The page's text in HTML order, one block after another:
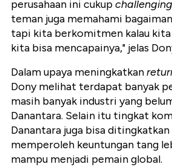
perusahaan ini cukupchallenging
teman juga memahami
tapi kita berkomitmen kalau kita
kita bisa mencapainya," jelas
Dalam upaya meningkatkan
Dony melihat terdapat banyak
masih banyak industri yang
Danantara. Selain itu tingkat
Danantara juga bisa
memperoleh keuntungan tang
mampu menjadi pemain global.